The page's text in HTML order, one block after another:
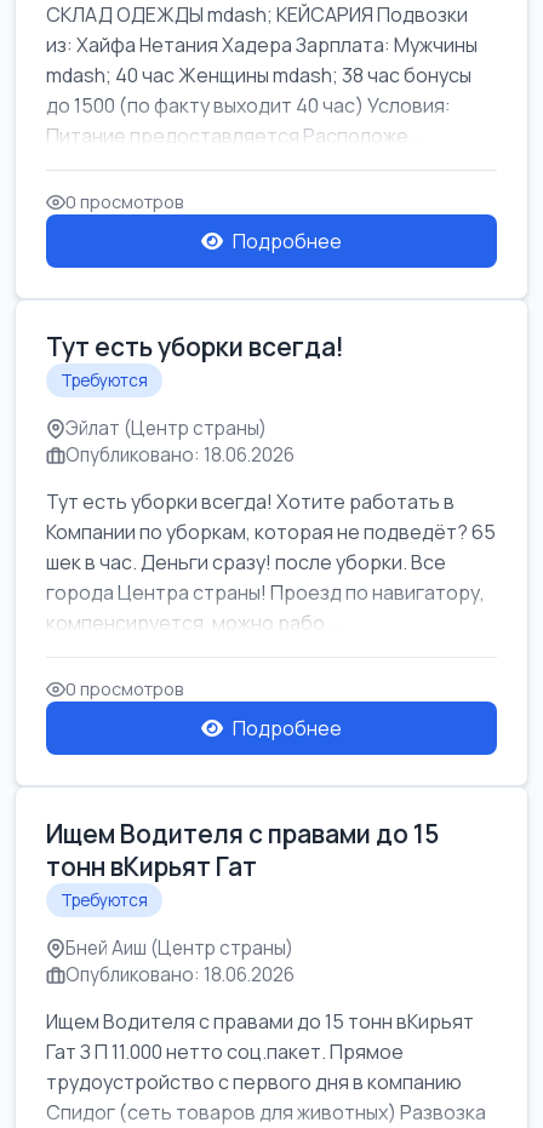
СКЛАД ОДЕЖДЫ mdash; КЕЙСАРИЯ Подвозки
из: Хайфа Нетания Хадера Зарплата: Мужчины
mdash; 40 час Женщины mdash; 38 час бонусы
до 1500 (по факту выходит 40 час) Условия:
Питание предоставляется Расположе...
0 просмотров
Подробнее
Тут есть уборки всегда!
Требуются
Эйлат (Центр страны)
Опубликовано: 18.06.2026
Тут есть уборки всегда! Хотите работать в
Компании по уборкам, которая не подведёт? 65
шек в час. Деньги сразу! после уборки. Все
города Центра страны! Проезд по навигатору,
компенсируется. можно рабо...
0 просмотров
Подробнее
Ищем Водителя с правами до 15
тонн вКирьят Гат
Требуются
Бней Аиш (Центр страны)
Опубликовано: 18.06.2026
Ищем Водителя с правами до 15 тонн вКирьят
Гат З П 11.000 нетто соц.пакет. Прямое
трудоустройство с первого дня в компанию
Спидог (сеть товаров для животных) Развозка